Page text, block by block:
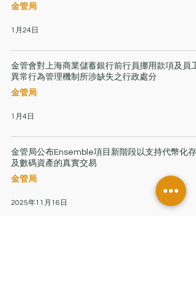
金管局
1月24日
金管會對上海商業儲蓄銀行前行員挪用款項及員工
異常行為管理機制所涉缺失之行政處分
金管局
1月4日
金管局公布Ensemble項目新階段以支持代幣化存
及數碼資產的真實交易
金管局
2025年11月16日